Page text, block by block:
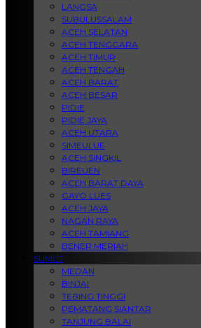
LANGSA
SUBULUSSALAM
ACEH SELATAN
ACEH TENGGARA
ACEH TIMUR
ACEH TENGAH
ACEH BARAT
ACEH BESAR
PIDIE
PIDIE JAYA
ACEH UTARA
SIMEULUE
ACEH SINGKIL
BIREUEN
ACEH BARAT DAYA
GAYO LUES
ACEH JAYA
NAGAN RAYA
ACEH TAMIANG
BENER MERIAH
SUMUT
MEDAN
BINJAI
TEBING TINGGI
PEMATANG SIANTAR
TANJUNG BALAI